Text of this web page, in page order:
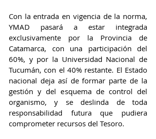
Con la entrada en vigencia de la norma,
YMAD pasará a estar integrada
exclusivamente por la Provincia de
Catamarca, con una participación del
60%, y por la Universidad Nacional de
Tucumán, con el 40% restante. El Estado
nacional deja así de formar parte de la
gestión y del esquema de control del
organismo, y se deslinda de toda
responsabilidad futura que pudiera
comprometer recursos del Tesoro.